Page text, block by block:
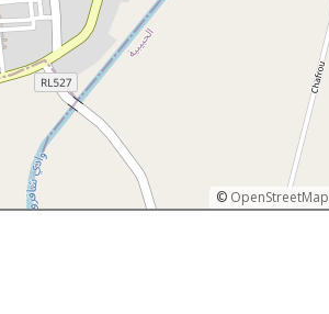
© OpenStreetMap